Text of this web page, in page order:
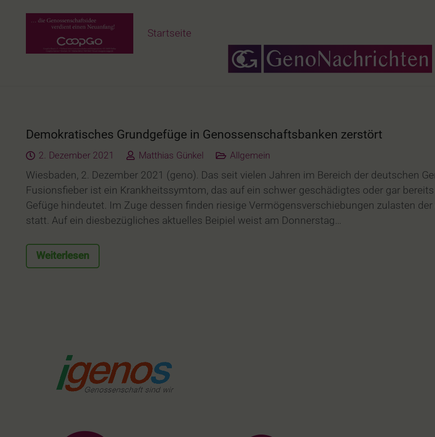
Startseite
Demokratisches Grundgefüge in Genossenschaftsbanken zerstört
2. Dezember 2021 Matthias Günkel Allgemein
Wiesbaden, 2. Dezember 2021 (geno). Das seit vielen Jahren im Bereich der deutschen
Fusionsfieber ist ein Krankheitssymtom, das auf ein schwer geschädigtes oder gar
Gefüge hindeutet. Im Zuge dessen finden riesige Vermögensverschiebungen zulasten
statt. Auf ein diesbezügliches aktuelles Beipiel weist am Donnerstag…
Weiterlesen